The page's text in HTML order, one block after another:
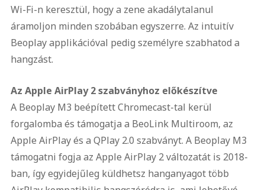
Wi-Fi-n keresztül, hogy a zene akadálytalanul
áramoljon minden szobában egyszerre. Az intuitív
Beoplay applikációval pedig személyre szabhatod a
hangzást.
Az Apple AirPlay 2 szabványhoz előkészítve
A Beoplay M3 beépített Chromecast-tal kerül
forgalomba és támogatja a BeoLink Multiroom, az
Apple AirPlay és a QPlay 2.0 szabványt. A Beoplay M3
támogatni fogja az Apple AirPlay 2 változatát is 2018-
ban, így egyidejűleg küldhetsz hanganyagot több